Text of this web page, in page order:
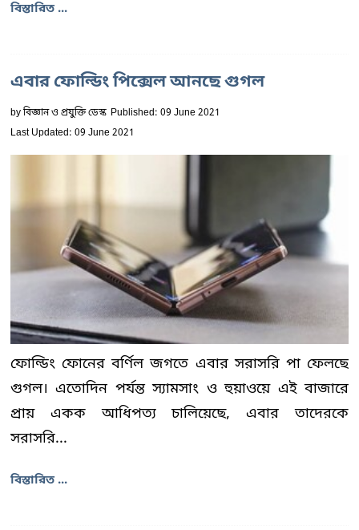
বিস্তারিত ...
এবার ফোল্ডিং পিক্সেল আনছে গুগল
byবিজ্ঞান ও প্রযুক্তি ডেস্ক Published: 09 June 2021
Last Updated: 09 June 2021
ফোল্ডিং ফোনের বর্ণিল জগতে এবার সরাসরি পা ফেলছে
গুগল। এতোদিন পর্যন্ত স্যামসাং ও হুয়াওয়ে এই বাজারে
প্রায় একক আধিপত্য চালিয়েছে, এবার তাদেরকে
সরাসরি...
বিস্তারিত ...